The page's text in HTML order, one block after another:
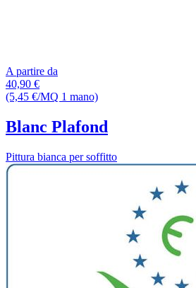
A partire da
40,90 €
(5,45 €/MQ 1 mano)
Blanc Plafond
Pittura bianca per soffitto